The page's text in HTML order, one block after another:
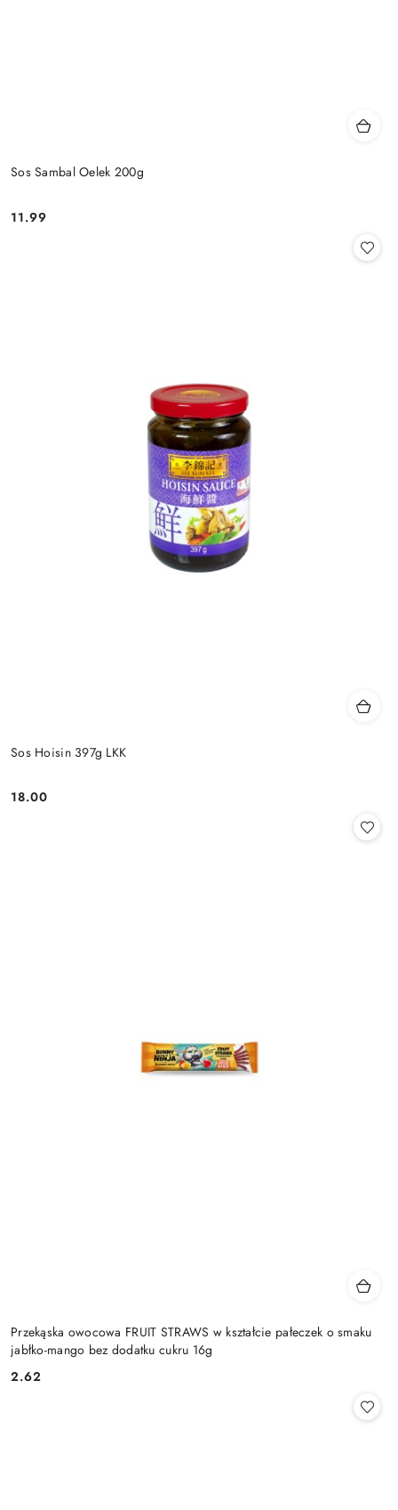
Sos Sambal Oelek 200g
Cena:
11.99
Sos Hoisin 397g LKK
Cena:
18.00
Przekąska owocowa FRUIT STRAWS w kształcie pałeczek o smaku
jabłko-mango bez dodatku cukru 16g
Cena:
2.62